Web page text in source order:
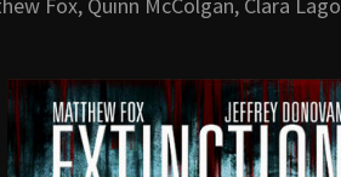
Fox, Quinn McColgan, Clara Lago